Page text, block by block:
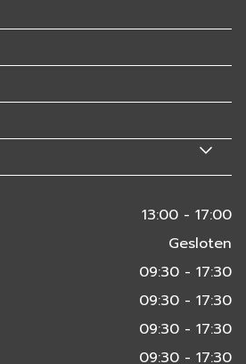
13:00 - 17:00
Gesloten
09:30 - 17:30
09:30 - 17:30
09:30 - 17:30
09:30 - 17:30